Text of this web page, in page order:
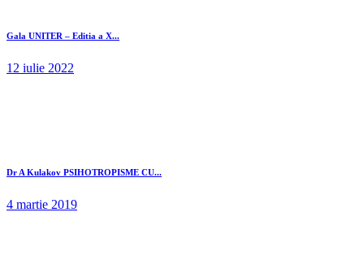
Gala UNITER – Editia a X...
12 iulie 2022
Dr A Kulakov PSIHOTROPISME CU...
4 martie 2019